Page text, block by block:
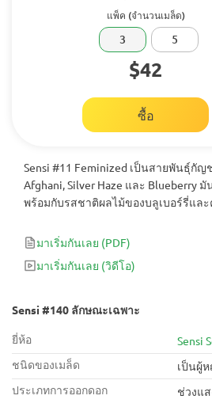
แพ็ค (จำนวนเมล็ด)
3 5
$42
ซื้อ
Sensi #11 Feminized เป็นสายพันธุ์กั
Afghani, Silver Haze และ Blueberry มั
พร้อมกับรสชาติผลไม้ของบลูเบอร์รี่แล
ของอัฟกานิสถาน หลังจากช่วงออกดอ
คาดหวังผลผลิต XL ได้โดยไม่ต้องดูแลเป็
มาเริ่มกันเลย (PDF)
มาเริ่มกันเลย (วิดีโอ)
Sensi #140 ลักษณะเฉพาะ
ยี่ห้อ
Sensi
ชนิดของเมล็ด
เป็นผู้
ประเภทการออกดอก
ช่วงแส